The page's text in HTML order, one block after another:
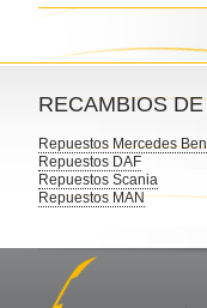
RECAMBIOS
Repuestos Mercedes
Repuestos DAF
Repuestos Scania
Repuestos MAN